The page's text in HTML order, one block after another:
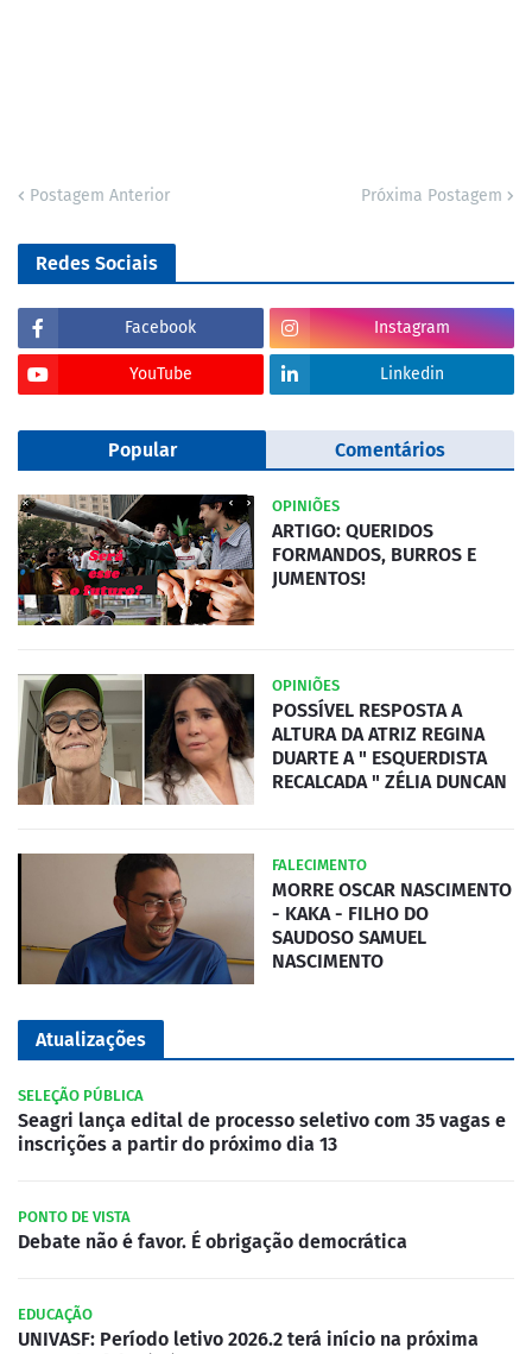
Postagem Anterior Próxima Postagem
Redes Sociais
Facebook Instagram
YouTube Linkedin
Popular Comentários
OPINIÕES
ARTIGO: QUERIDOS
FORMANDOS, BURROS E
JUMENTOS!
OPINIÕES
POSSÍVEL RESPOSTA A
ALTURA DA ATRIZ REGINA
DUARTE A " ESQUERDISTA
RECALCADA " ZÉLIA DUNCAN
FALECIMENTO
MORRE OSCAR NASCIMENTO
- KAKA - FILHO DO
SAUDOSO SAMUEL
NASCIMENTO
Atualizações
SELEÇÃO PÚBLICA
Seagri lança edital de processo seletivo com 35 vagas e
inscrições a partir do próximo dia 13
PONTO DE VISTA
Debate não é favor. É obrigação democrática
EDUCAÇÃO
UNIVASF: Período letivo 2026.2 terá início na próxima